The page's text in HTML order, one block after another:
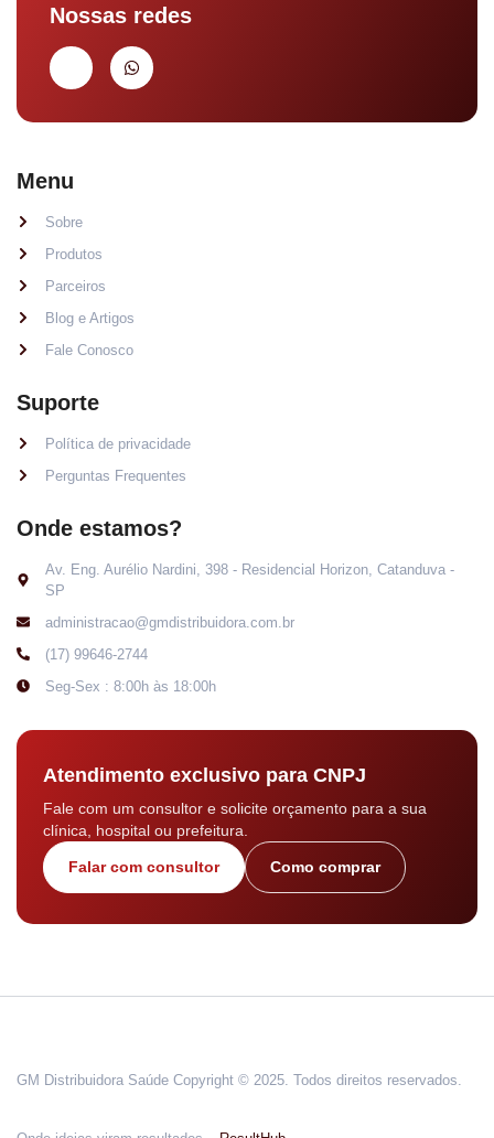
Nossas redes
Menu
Sobre
Produtos
Parceiros
Blog e Artigos
Fale Conosco
Suporte
Política de privacidade
Perguntas Frequentes
Onde estamos?
Av. Eng. Aurélio Nardini, 398 - Residencial Horizon, Catanduva -
SP
administracao@gmdistribuidora.com.br
(17) 99646-2744
Seg-Sex : 8:00h às 18:00h
Atendimento exclusivo para CNPJ
Fale com um consultor e solicite orçamento para a sua
clínica, hospital ou prefeitura.
Falar com consultor Como comprar
GM Distribuidora Saúde Copyright © 2025. Todos direitos reservados.